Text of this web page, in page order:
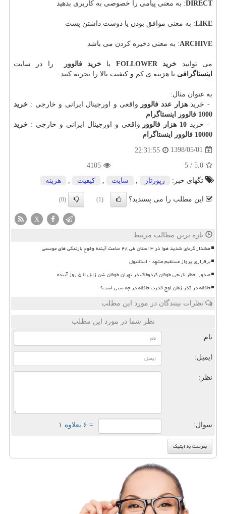
DIRECT: به معنی پیامی را خصوصی به کاربری بدهید
LIKE: به معنی موافق بودن یا دوست داشتن پست
ARCHIVE: به معنی ذخیره کردن می باشد
می توانید خرید FOLLOWER یا خرید فالوور
را در سایت
اینستاگرافی با هزینه ی کم و کیفیت بالا را تجربه کنید.
به عنوان مثال:
- خریدهزار عدد فالوور واقعی و اورجینال ایرانی و خارجی : خرید
1000 فالوور اینستاگرام
- خرید
واقعی و اورجینال ایرانی و خارجی : خرید
10000 فالوور اینستاگرام
1398/05/01
22:31:55
5.0
/
5
4105
تگهای خبر:
رپورتاژ سایت كیفیت هزینه
این مطلب را می پسندید؟ (1)
(0)
X
تازه ترین مطالب مرتبط
هشدار گرمای شدید هوا در ۳ استان طی ۴۸ ساعت آینده وقوع بارندگی های موسمی
برقراری پرواز مستقیم مشهد - استانبول
صدور اخطار نارنجی طوفان گردوخاک در تهران طوفان شن زابل تا ۵ روز آینده
حافظه در گذر زمان اوج قدرت حافظه در چه سنی است؟
نظرات بینندگان در مورد این مطلب
نظر شما در مورد این مطلب
نام:
ایمیل:
نظر:
سوال: = ۶ بعلاوه ۱